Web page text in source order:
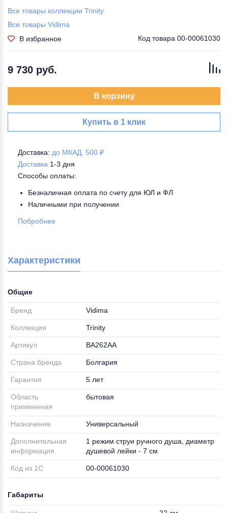
Все товары коллекции Trinity
Все товары Vidima
В избранное
Код товара 00-00061030
9 730 руб.
В корзину
Купить в 1 клик
Доставка: до МКАД, 500 ₽
Доставка 1-3 дня
Способы оплаты:
Безналичная оплата по счету для ЮЛ и ФЛ
Наличными при получении
Побробнее
Характеристики
Общие
Бренд Vidima
Коллекция Trinity
Артикул BA262AA
Страна бренда Болгария
Гарантия 5 лет
Область
применения
бытовая
Назначение Универсальный
Дополнительная
информация
1 режим струи ручного душа, диаметр
душевой лейки - 7 см
Код из 1С 00-00061030
Габариты